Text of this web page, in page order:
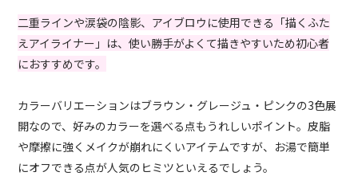
二重ラインや涙袋の陰影、アイブロウに使用できる「描くふた
えアイライナー」は、使い勝手がよくて描きやすいため初心者
におすすめです。
カラーバリエーションはブラウン・グレージュ・ピンクの3色展
開なので、好みのカラーを選べる点もうれしいポイント。皮脂
や摩擦に強くメイクが崩れにくいアイテムですが、お湯で簡単
にオフできる点が人気のヒミツといえるでしょう。